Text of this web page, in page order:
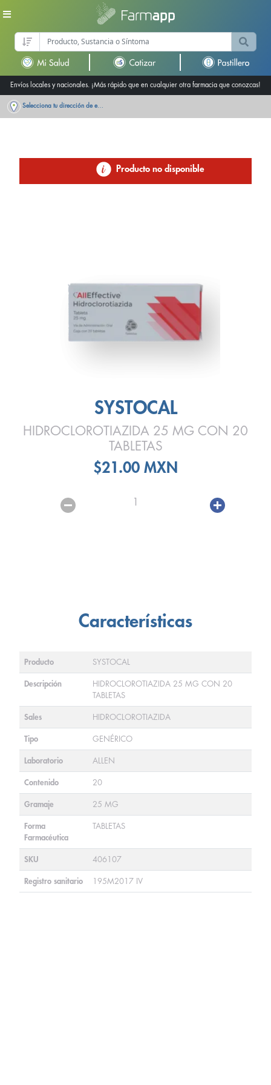
Envíos locales y nacionales. ¡Más rápido que en cualquier otra farmacia que conozcas!
Selecciona tu dirección de entrega
Producto no disponible
SYSTOCAL
HIDROCLOROTIAZIDA 25 MG CON 20
TABLETAS
$21.00 MXN
1
Características
Producto SYSTOCAL
Descripción
HIDROCLOROTIAZIDA 25 MG CON 20
TABLETAS
Sales HIDROCLOROTIAZIDA
Tipo GENÉRICO
Laboratorio ALLEN
Contenido 20
Gramaje 25 MG
Forma
Farmacéutica
TABLETAS
SKU 406107
Registro sanitario 195M2017 IV